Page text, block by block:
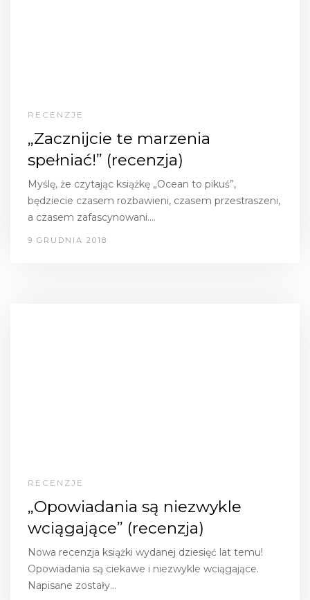
RECENZJE
„Zacznijcie te marzenia
spełniać!” (recenzja)
Myślę, że czytając książkę „Ocean to pikuś”,
będziecie czasem rozbawieni, czasem przestraszeni,
a czasem zafascynowani.…
9 GRUDNIA 2018
RECENZJE
„Opowiadania są niezwykle
wciągające” (recenzja)
Nowa recenzja książki wydanej dziesięć lat temu!
Opowiadania są ciekawe i niezwykle wciągające.
Napisane zostały…